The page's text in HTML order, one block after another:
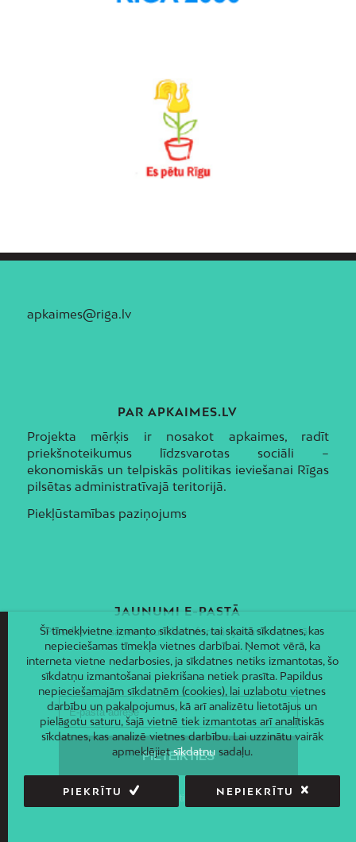
apkaimes@riga.lv
PAR APKAIMES.LV
Projekta mērķis ir nosakot apkaimes, radīt
priekšnoteikumus līdzsvarotas sociāli –
ekonomiskās un telpiskās politikas ieviešanai Rīgas
pilsētas administratīvajā teritorijā.
Piekļūstamības paziņojums
JAUNUMI E-PASTĀ
Piesakies un saņem jaunāko informāciju savā e-pastā!
Šī tīmekļvietne izmanto sīkdatnes, tai skaitā sīkdatnes, kas
nepieciešamas tīmekļa vietnes darbībai. Ņemot vērā, ka
interneta vietne nedarbosies, ja sīkdatnes netiks izmantotas, šo
sīkdatņu izmantošanai piekrišana netiek prasīta. Papildus
nepieciešamajām sīkdatnēm (cookies), lai uzlabotu vietnes
darbību un pakalpojumus, kā arī analizētu lietotājus un
pielāgotu saturu, šajā vietnē tiek izmantotas arī analītiskās
sīkdatnes, kas analizē vietnes darbību. Lai uzzinātu vairāk
apmeklējietsīkdatņusadaļu.
PIEKRĪTU NEPIEKRĪTU